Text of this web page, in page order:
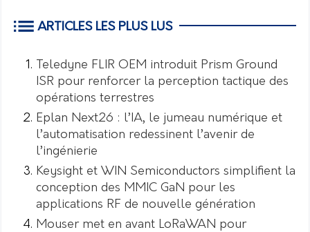
ARTICLES LES PLUS LUS
Teledyne FLIR OEM introduit Prism Ground
ISR pour renforcer la perception tactique des
opérations terrestres
Eplan Next26 : l’IA, le jumeau numérique et
l’automatisation redessinent l’avenir de
l’ingénierie
Keysight et WIN Semiconductors simplifient la
conception des MMIC GaN pour les
applications RF de nouvelle génération
Mouser met en avant LoRaWAN pour